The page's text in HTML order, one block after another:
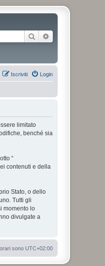
Cerca
Login
Iscriviti
limitato
benché sia
“
contenuti e della
Stato, o dello
Tutti gli
momento lo
divulgate a
sono UTC+02:00